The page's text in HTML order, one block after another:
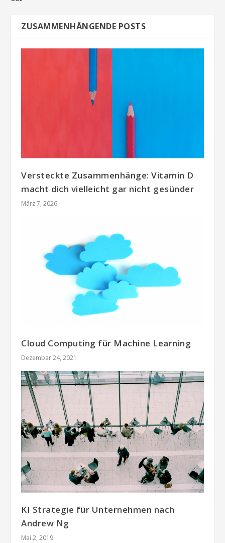
ZUSAMMENHÄNGENDE POSTS
Versteckte Zusammenhänge: Vitamin D
macht dich vielleicht gar nicht gesünder
März 7, 2026
Cloud Computing für Machine Learning
Dezember 24, 2021
KI Strategie für Unternehmen nach
Andrew Ng
Mai 2, 2019